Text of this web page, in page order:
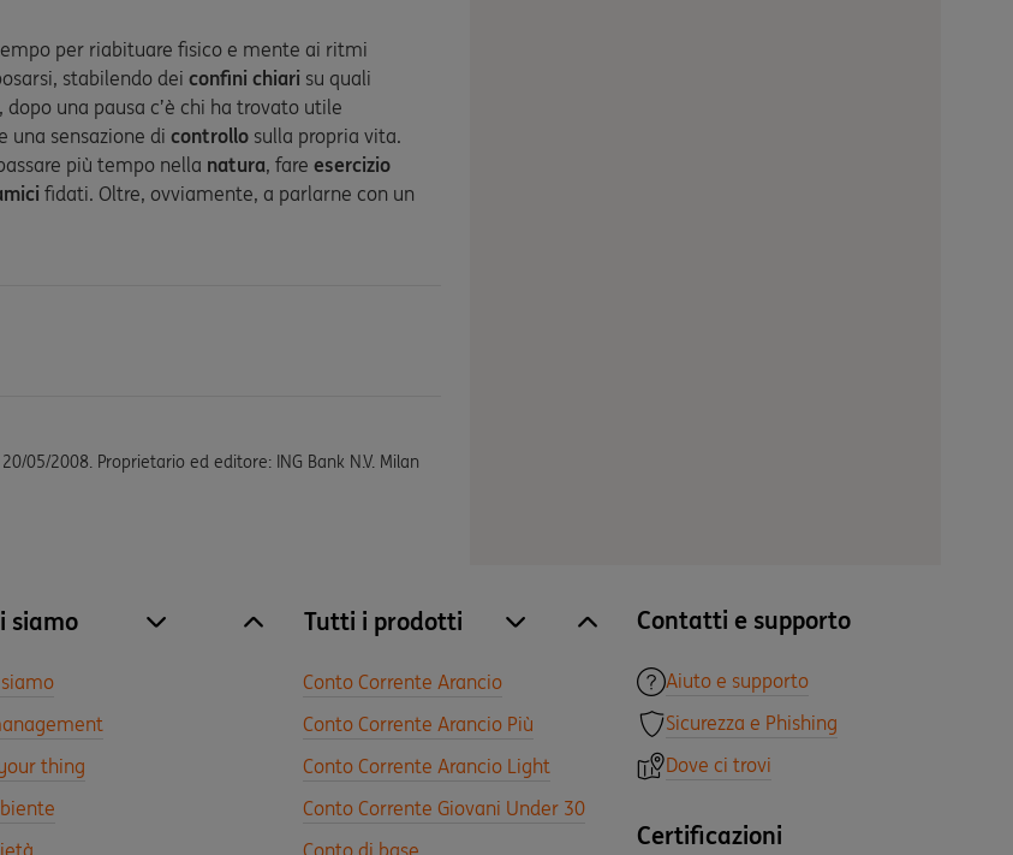
per riabituare fisico e mente ai ritmi
stabilendo dei confini chiari su quali
una pausa c’è chi ha trovato utile
una sensazione di controllo sulla propria vita.
più tempo nella natura, fare esercizio
fidati. Oltre, ovviamente, a parlarne con un
05/2008. Proprietario ed editore: ING Bank N.V. Milan
siamo site.accordion.apri [it-IT] Chi siamo
Chiudi Chi siamo
thing
Tutti i prodotti site.accordion.apri [it-IT] Tutti i prodotti
Chiudi Tutti i prodotti
Conto Corrente Arancio
Conto Corrente Arancio Più
Conto Corrente Arancio Light
Conto Corrente Giovani Under 30
Conto di base
Contatti e supporto
Aiuto e supporto
Sicurezza e Phishing
Dove ci trovi
Certificazioni